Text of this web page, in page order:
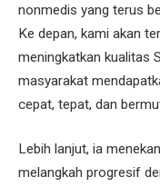
nonmedis yang terus
Ke depan, kami akan
meningkatkan kualitas
masyarakat
cepat, tepat, dan
Lebih lanjut, ia
melangkah progresif